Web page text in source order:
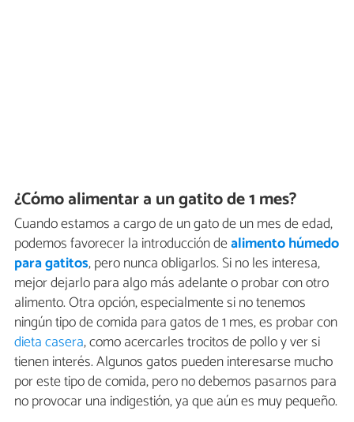
¿Cómo alimentar a un gatito de 1 mes?
Cuando estamos a cargo de un gato de un mes de edad,
podemos favorecer la introducción dealimento húmedo
para gatitos, pero nunca obligarlos. Si no les interesa,
mejor dejarlo para algo más adelante o probar con otro
alimento. Otra opción, especialmente si no tenemos
ningún tipo de comida para gatos de 1 mes, es probar con
dieta casera, como acercarles trocitos de pollo y ver si
tienen interés. Algunos gatos pueden interesarse mucho
por este tipo de comida, pero no debemos pasarnos para
no provocar una indigestión, ya que aún es muy pequeño.